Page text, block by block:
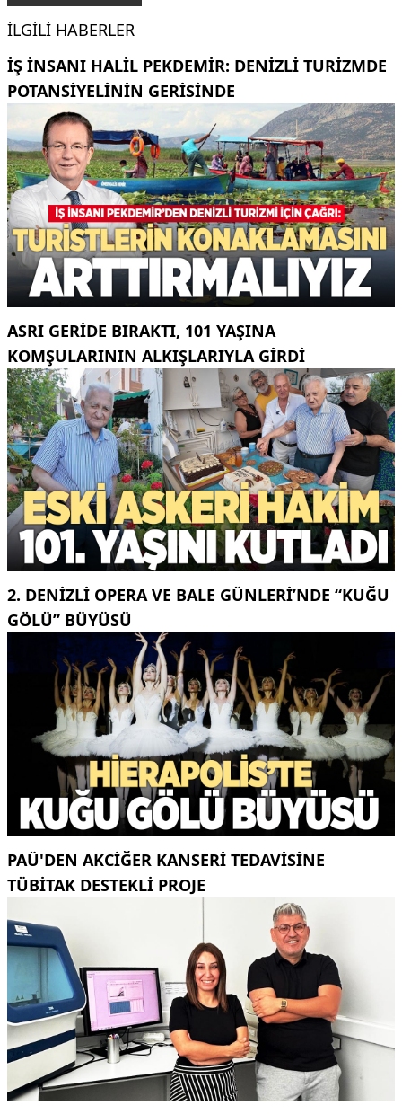
İLGILI HABERLER
İŞ INSANI HALIL PEKDEMIR: DENIZLI TURIZMDE
POTANSIYELININ GERISINDE
ASRI GERIDE BIRAKTI, 101 YAŞINA
KOMŞULARININ ALKIŞLARIYLA GIRDI
2. DENIZLI OPERA VE BALE GÜNLERI’NDE “KUĞU
GÖLÜ” BÜYÜSÜ
PAÜ'DEN AKCİĞER KANSERİ TEDAVİSİNE
TÜBİTAK DESTEKLİ PROJE